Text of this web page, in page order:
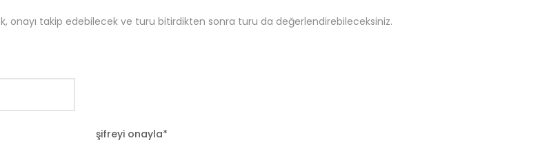
takip edebilecek ve turu bitirdikten sonra turu da değerlendirebileceksiniz.
şifreyi onayla*